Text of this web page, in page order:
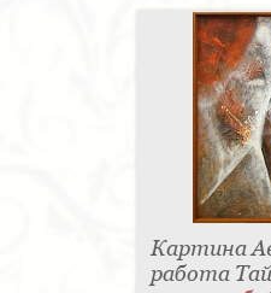
Картина
работа